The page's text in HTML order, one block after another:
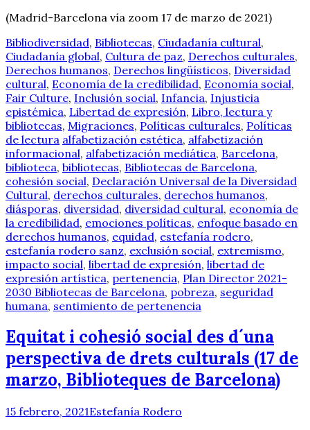
(Madrid-Barcelona vía zoom 17 de marzo de 2021)
Bibliodiversidad, Bibliotecas, Ciudadanía cultural,
Ciudadanía global, Cultura de paz, Derechos culturales,
Derechos humanos, Derechos lingüísticos, Diversidad
cultural, Economía de la credibilidad, Economía social,
Fair Culture, Inclusión social, Infancia, Injusticia
epistémica, Libertad de expresión, Libro, lectura y
bibliotecas, Migraciones, Políticas culturales, Políticas
de lectura alfabetización estética, alfabetización
informacional, alfabetización mediática, Barcelona,
biblioteca, bibliotecas, Bibliotecas de Barcelona,
cohesión social, Declaración Universal de la Diversidad
Cultural, derechos culturales, derechos humanos,
diásporas, diversidad, diversidad cultural, economía de
la credibilidad, emociones políticas, enfoque basado en
derechos humanos, equidad, estefanía rodero,
estefanía rodero sanz, exclusión social, extremismo,
impacto social, libertad de expresión, libertad de
expresión artística, pertenencia, Plan Director 2021-
2030 Bibliotecas de Barcelona, pobreza, seguridad
humana, sentimiento de pertenencia
Equitat i cohesió social des d´una
perspectiva de drets culturals (17 de
marzo, Biblioteques de Barcelona)
15 febrero, 2021Estefanía Rodero